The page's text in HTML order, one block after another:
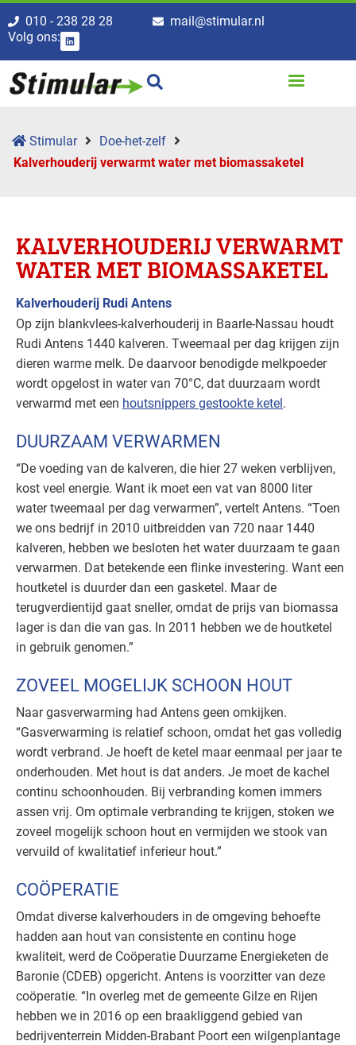
010 - 238 28 28
mail@stimular.nl
Volg ons:
Stimular
Doe-het-zelf
Kalverhoude­rij verwarmt water met biomassaketel
KALVERHOUDE­RIJ VERWARMT
WATER MET BIOMASSAKETEL
Kalverhouderij Rudi Antens
Op zijn blankvlees-kalverhouderij in Baarle-Nassau houdt
Rudi Antens 1440 kalveren. Tweemaal per dag krijgen zijn
dieren warme melk. De daarvoor benodigde melkpoeder
wordt opgelost in water van 70°C, dat duurzaam wordt
verwarmd met een houtsnippers gestookte ketel.
DUURZAAM VERWARMEN
“De voeding van de kalveren, die hier 27 weken verblijven,
kost veel energie. Want ik moet een vat van 8000 liter
water tweemaal per dag verwarmen”, vertelt Antens. “Toen
we ons bedrijf in 2010 uitbreidden van 720 naar 1440
kalveren, hebben we besloten het water duurzaam te gaan
verwarmen. Dat betekende een flinke investering. Want een
houtketel is duurder dan een gasketel. Maar de
terugverdientijd gaat sneller, omdat de prijs van biomassa
lager is dan die van gas. In 2011 hebben we de houtketel
in gebruik genomen.”
ZOVEEL MOGELIJK SCHOON HOUT
Naar gasverwarming had Antens geen omkijken.
“Gasverwarming is relatief schoon, omdat het gas volledig
wordt verbrand. Je hoeft de ketel maar eenmaal per jaar te
onderhouden. Met hout is dat anders. Je moet de kachel
continu schoonhouden. Bij verbranding komen immers
assen vrij. Om optimale verbranding te krijgen, stoken we
zoveel mogelijk schoon hout en vermijden we stook van
vervuild of kwalitatief inferieur hout.”
COÖPERATIE
Omdat diverse kalverhouders in de omgeving behoefte
hadden aan hout van consistente en continu hoge
kwaliteit, werd de Coöperatie Duurzame Energieketen de
Baronie (CDEB) opgericht. Antens is voorzitter van deze
coöperatie. “In overleg met de gemeente Gilze en Rijen
hebben we in 2016 op een braakliggend gebied van
bedrijventerrein Midden-Brabant Poort een wilgenplantage